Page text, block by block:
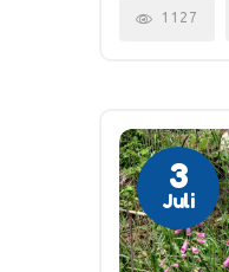
1127
3
Juli